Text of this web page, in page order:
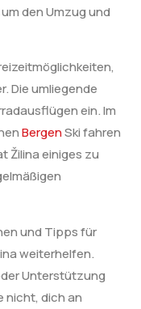
den Umzug und
Die umliegende
ein. Im
BergenSki fahren
Žilina einiges zu
und Tipps für
weiterhelfen.
Unterstützung
nicht, dich an